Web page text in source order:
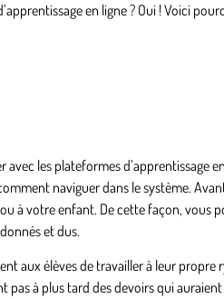
en ligne ? Oui ! Voici
les plateformes d’apprentissage
naviguer dans le système.
à votre enfant. De cette façon, vous
et dus.
aux élèves de travailler à leur propre
à plus tard des devoirs qui